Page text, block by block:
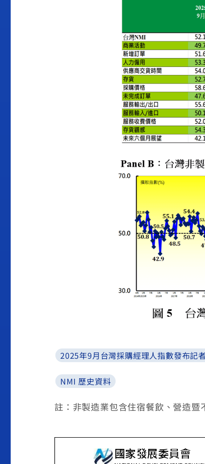
2025年9月台灣採購經理人指數發布記
NMI 歷史資料
註：非製造業包含住宿餐飲、營造